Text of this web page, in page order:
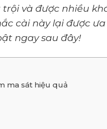
và được nhiều
cài này lại được
ngay sau đây!
ma sát hiệu quả